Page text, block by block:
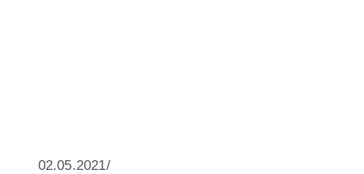
02.05.2021/